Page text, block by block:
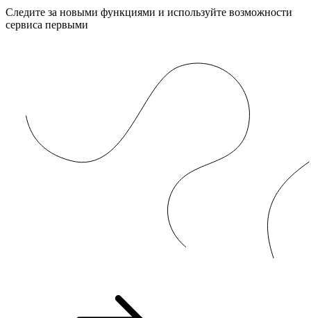
Следите за новыми функциями и используйте возможности
сервиса первыми